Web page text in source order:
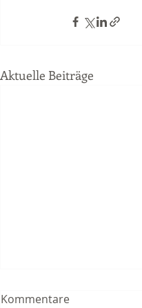
Aktuelle Beiträge
Kommentare